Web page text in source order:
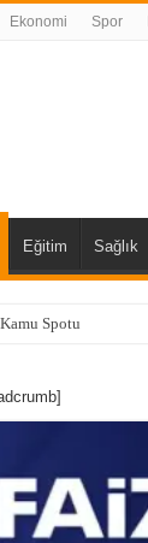
Ekonomi Spor
Eğitim Sağlık
Spotu